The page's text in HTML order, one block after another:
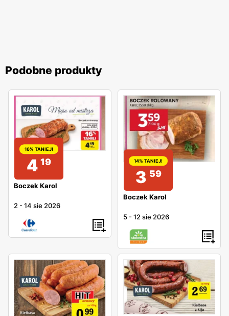
Podobne produkty
16% TANIEJ!
4 19
Boczek Karol
2 -14 sie 2026
14% TANIEJ!
3 59
Boczek Karol
5 -12 sie 2026